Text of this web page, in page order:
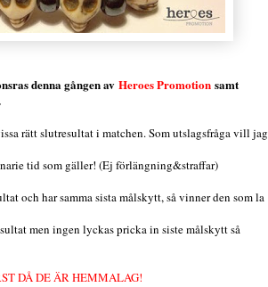
denna gången av Heroes Promotion samt
rätt slutresultat i matchen. Som utslagsfråga vill jag
tid som gäller! (Ej förlängning&straffar)
och har samma sista målskytt, så vinner den som la
men ingen lyckas pricka in siste målskytt så
DÅ DE ÄR HEMMALAG!